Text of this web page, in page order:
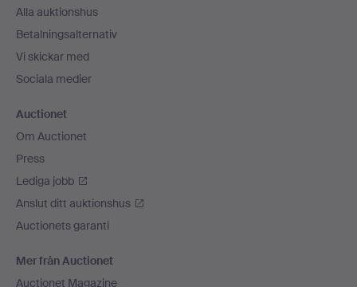
Alla auktionshus
Betalningsalternativ
Vi skickar med
Sociala medier
Auctionet
Om Auctionet
Press
Lediga jobb
Anslut ditt auktionshus
Auctionets garanti
Mer från Auctionet
Auctionet Magazine